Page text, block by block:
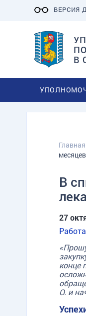
ВЕРСИЯ
В
Главная
В
27
конце
О. и